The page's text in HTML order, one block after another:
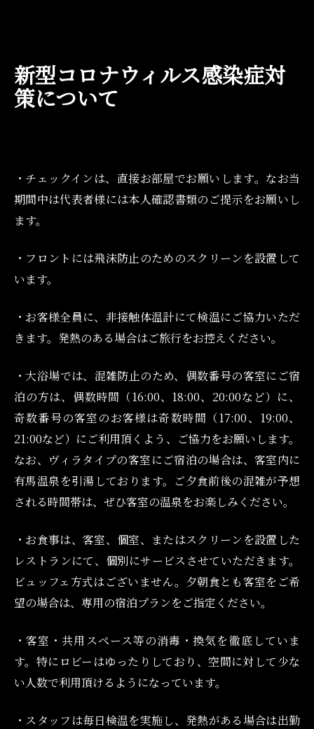
新型コロナウィルス感染症対
策について
・チェックインは、直接お部屋でお願いします。なお当
期間中は代表者様には本人確認書類のご提示をお願いし
ます。
・フロントには飛沫防止のためのスクリーンを設置して
います。
・お客様全員に、非接触体温計にて検温にご協力いただ
きます。発熱のある場合はご旅行をお控えください。
・大浴場では、混雑防止のため、偶数番号の客室にご宿
泊の方は、偶数時間（16:00、18:00、20:00など）に、
奇数番号の客室のお客様は奇数時間（17:00、19:00、
21:00など）にご利用頂くよう、ご協力をお願いします。
なお、ヴィラタイプの客室にご宿泊の場合は、客室内に
有馬温泉を引湯しております。ご夕食前後の混雑が予想
される時間帯は、ぜひ客室の温泉をお楽しみください。
・お食事は、客室、個室、またはスクリーンを設置した
レストランにて、個別にサービスさせていただきます。
ビュッフェ方式はございません。夕朝食とも客室をご希
望の場合は、専用の宿泊プランをご指定ください。
・客室・共用スペース等の消毒・換気を徹底していま
す。特にロビーはゆったりしており、空間に対して少な
い人数で利用頂けるようになっています。
・スタッフは毎日検温を実施し、発熱がある場合は出勤